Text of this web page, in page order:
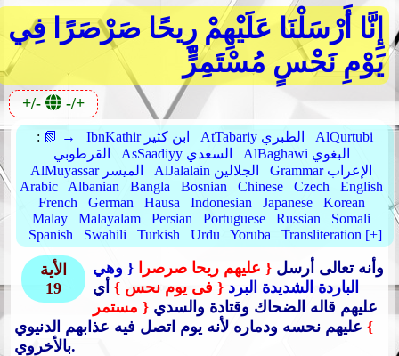
إِنَّا أَرْسَلْنَا عَلَيْهِمْ رِيحًا صَرْصَرًا فِي
يَوْمِ نَحْسٍ مُسْتَمِرٍّ
+/- -/+
: 📗 → IbnKathir ابن كثير AtTabariy الطبري
AlQurtubi
القرطوبي
AsSaadiyy السعدي
AlBaghawi البغوي
AlMuyassar الميسر
AlJalalain الجلالين
Grammar الإعراب
Arabic
Albanian Bangla Bosnian Chinese Czech
English
French
German Hausa Indonesian Japanese
Korean
Malay
Malayalam Persian Portuguese Russian
Somali
Spanish
Swahili Turkish Urdu Yoruba Transliteration [+]
الأية
19
وأنه تعالى أرسل { عليهم ريحا صرصرا
{ وهي
الباردة الشديدة البرد { فى يوم نحس } أي
عليهم قاله الضحاك وقتادة والسدي { مستمر
} عليهم نحسه ودماره لأنه يوم اتصل فيه عذابهم الدنيوي
بالأخروي.